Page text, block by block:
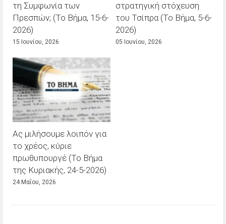
τη Συμφωνία των
Πρεσπών; (Το Βήμα, 15-6-
2026)
15 Ιουνίου, 2026
στρατηγική στόχευση
του Τσίπρα (Το Βήμα, 5-6-
2026)
05 Ιουνίου, 2026
Ας μιλήσουμε λοιπόν για
το χρέος, κύριε
πρωθυπουργέ (Το Βήμα
της Κυριακής, 24-5-2026)
24 Μαΐου, 2026